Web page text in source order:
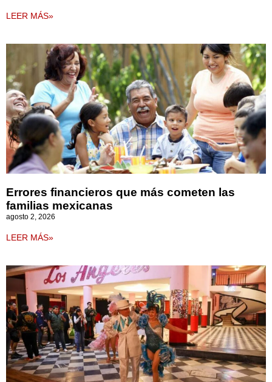
LEER MÁS»
Errores financieros que más cometen las
familias mexicanas
agosto 2, 2026
LEER MÁS»